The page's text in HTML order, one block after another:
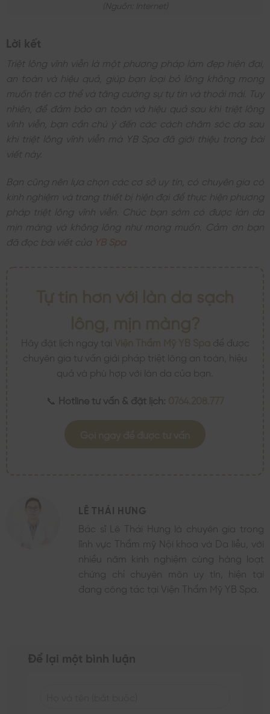
(nguồn: Internet)
Lời kết
Triệt lông vĩnh viễn là một phương pháp làm đẹp hiện đại,
an toàn và hiệu quả, giúp bạn loại bỏ lông không mong
muốn trên cơ thể và tăng cường sự tự tin và thoải mái. Tuy
nhiên, để đảm bảo an toàn và hiệu quả sau khi triệt lông
vĩnh viễn, bạn cần chú ý đến các cách chăm sóc da sau
khi triệt lông vĩnh viễn mà YB Spa đã giới thiệu trong bài
viết này.
Bạn cũng nên lựa chọn các cơ sở uy tín, có chuyên gia có
kinh nghiệm và trang thiết bị hiện đại để thực hiện phương
pháp triệt lông vĩnh viễn. Chúc bạn sớm có được làn da
mịn màng và không lông như mong muốn. Cảm ơn bạn
đã đọc bài viết của
Hãy đặt lịch ngay tại
để được
chuyên gia tư vấn giải pháp triệt lông an toàn, hiệu
quả và phù hợp với làn da của bạn.
📞 Hotline tư vấn & đặt lịch:
LÊ THÁI HƯNG
Bác sĩ Lê Thái Hưng là chuyên gia trong
lĩnh vực Thẩm mỹ Nội khoa và Da liễu, với
nhiều năm kinh nghiệm cùng hàng loạt
chứng chỉ chuyên môn uy tín, hiện tại
đang công tác tại Viện Thẩm Mỹ YB Spa.
Để lại một bình luận